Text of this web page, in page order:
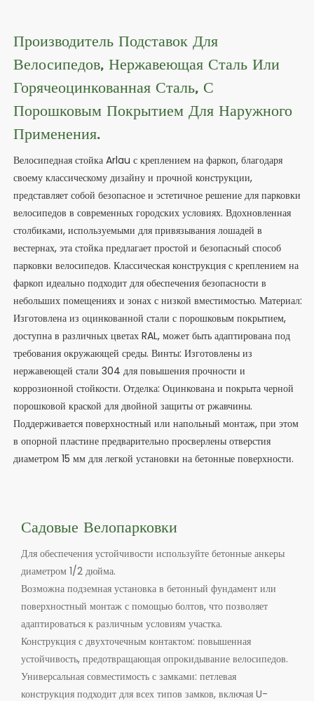
Производитель Подставок Для
Велосипедов, Нержавеющая Сталь Или
Горячеоцинкованная Сталь, С
Порошковым Покрытием Для Наружного
Применения.
Велосипедная стойка Arlau с креплением на фаркоп, благодаря
своему классическому дизайну и прочной конструкции,
представляет собой безопасное и эстетичное решение для парковки
велосипедов в современных городских условиях. Вдохновленная
столбиками, используемыми для привязывания лошадей в
вестернах, эта стойка предлагает простой и безопасный способ
парковки велосипедов. Классическая конструкция с креплением на
фаркоп идеально подходит для обеспечения безопасности в
небольших помещениях и зонах с низкой вместимостью. Материал:
Изготовлена ​​из оцинкованной стали с порошковым покрытием,
доступна в различных цветах RAL, может быть адаптирована под
требования окружающей среды. Винты: Изготовлены из
нержавеющей стали 304 для повышения прочности и
коррозионной стойкости. Отделка: Оцинкована и покрыта черной
порошковой краской для двойной защиты от ржавчины.
Поддерживается поверхностный или напольный монтаж, при этом
в опорной пластине предварительно просверлены отверстия
диаметром 15 мм для легкой установки на бетонные поверхности.
Садовые Велопарковки
Для обеспечения устойчивости используйте бетонные анкеры
диаметром 1/2 дюйма.
Возможна подземная установка в бетонный фундамент или
поверхностный монтаж с помощью болтов, что позволяет
адаптироваться к различным условиям участка.
Конструкция с двухточечным контактом: повышенная
устойчивость, предотвращающая опрокидывание велосипедов.
Универсальная совместимость с замками: петлевая
конструкция подходит для всех типов замков, включая U-